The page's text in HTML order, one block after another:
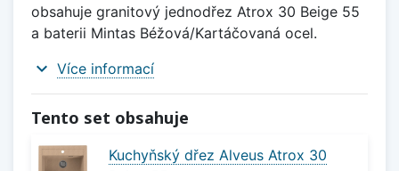
obsahuje granitový jednodřez Atrox 30 Beige 55
a baterii Mintas Béžová/Kartáčovaná ocel.
expand_more Více informací
Tento set obsahuje
Kuchyňský dřez Alveus Atrox 30